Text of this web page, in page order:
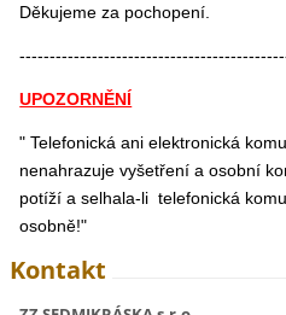
Děkujeme za pochopení.
UPOZORNĚNÍ
" Telefonická ani elektronická
nenahrazuje vyšetření a osobní
potíží a selhala-li telefonická
osobně!"
Kontakt